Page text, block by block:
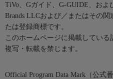
TiVo、Gガイド、G-GUIDE、およ
Brands LLCおよび／またはその
たは登録商標です。
このホームページに掲載してい
複写・転載を禁じます。
Official Program Data Mark（公式